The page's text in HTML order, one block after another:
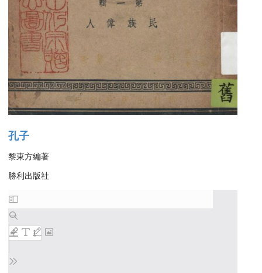
孔子
黎東方編著
勝利出版社